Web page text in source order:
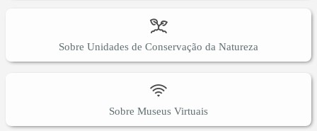
Sobre Unidades de Conservação da Natureza
Sobre Museus Virtuais